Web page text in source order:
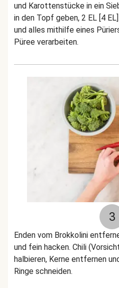
und Karottenstücke in ein
in den Topf geben, 2 EL [4
und alles mithilfe eines
Püree verarbeiten.
3
Enden vom Brokkolini
und fein hacken. Chili
halbieren, Kerne entfernen
Ringe schneiden.